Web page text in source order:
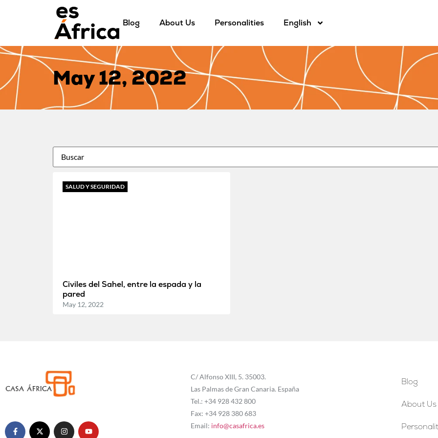
Blog About Us Personalities English
May 12, 2022
SALUD Y SEGURIDAD
Civiles del Sahel, entre la espada y la
pared
May 12, 2022
C/ Alfonso XIII, 5. 35003.
Las Palmas de Gran Canaria. España
Tel.: +34 928 432 800
Fax: +34 928 380 683
Email: info@casafrica.es
Blog
About Us